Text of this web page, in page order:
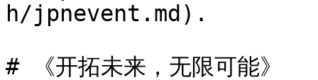
h/jpnevent.md).
# 《开拓未来，无限可能》